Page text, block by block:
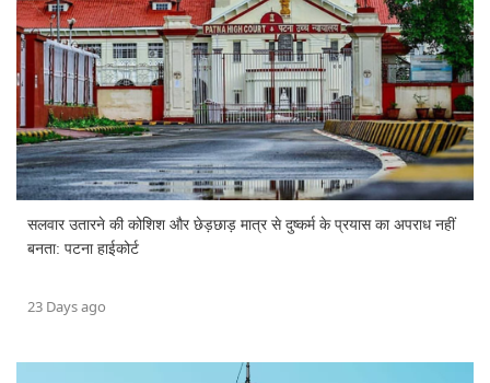
सलवार उतारने की कोशिश और छेड़छाड़ मात्र से दुष्कर्म के प्रयास का अपराध नहीं
बनता: पटना हाईकोर्ट
23 Days ago